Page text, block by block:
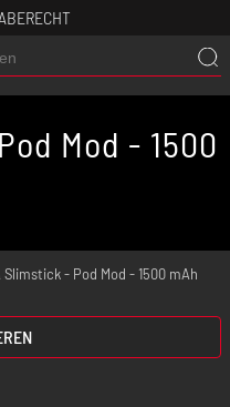
Mod - 1500
Slimstick - Pod Mod - 1500 mAh